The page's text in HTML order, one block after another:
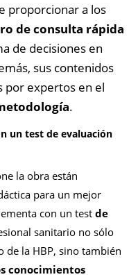
proporcionar a los
de consulta rápida
de decisiones en
sus contenidos
por expertos en el
.
un test de evaluación
la obra están
para un mejor
con un test de
sanitario no sólo
de la HBP, sino también
conocimientos